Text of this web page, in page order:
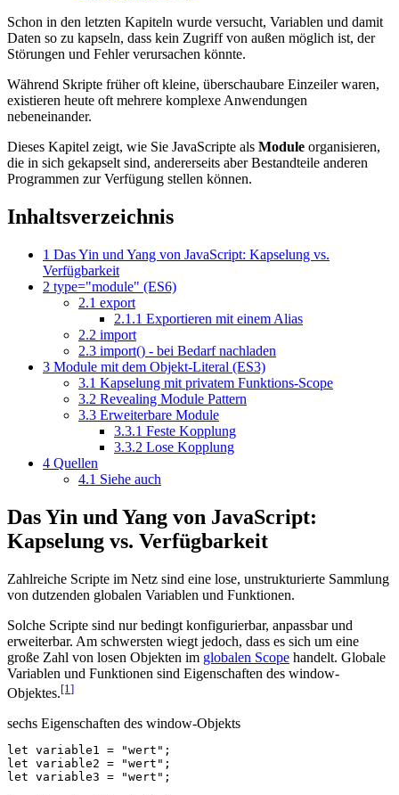
Schon in den letzten Kapiteln wurde versucht, Variablen und damit
Daten so zu kapseln, dass kein Zugriff von außen möglich ist, der
Störungen und Fehler verursachen könnte.
Während Skripte früher oft kleine, überschaubare Einzeiler waren,
existieren heute oft mehrere komplexe Anwendungen
nebeneinander.
Dieses Kapitel zeigt, wie Sie JavaScripte als Module organisieren,
die in sich gekapselt sind, andererseits aber Bestandteile anderen
Programmen zur Verfügung stellen können.
Inhaltsverzeichnis
1 Das Yin und Yang von JavaScript: Kapselung vs.
Verfügbarkeit
2 type="module" (ES6)
2.1 export
2.1.1 Exportieren mit einem Alias
2.2 import
2.3 import() - bei Bedarf nachladen
3 Module mit dem Objekt-Literal (ES3)
3.1 Kapselung mit privatem Funktions-Scope
3.2 Revealing Module Pattern
3.3 Erweiterbare Module
3.3.1 Feste Kopplung
3.3.2 Lose Kopplung
4 Quellen
4.1 Siehe auch
Das Yin und Yang von JavaScript:
Kapselung vs. Verfügbarkeit
Zahlreiche Scripte im Netz sind eine lose, unstrukturierte Sammlung
von dutzenden globalen Variablen und Funktionen.
Solche Scripte sind nur bedingt konfigurierbar, anpassbar und
erweiterbar. Am schwersten wiegt jedoch, dass es sich um eine
große Zahl von losen Objekten im globalen Scope handelt. Globale
Variablen und Funktionen sind Eigenschaften des window-
Objektes.[1 ]
sechs Eigenschaften des window-Objekts
let variable1 = "wert" ;
let variable2 = "wert" ;
let variable3 = "wert" ;